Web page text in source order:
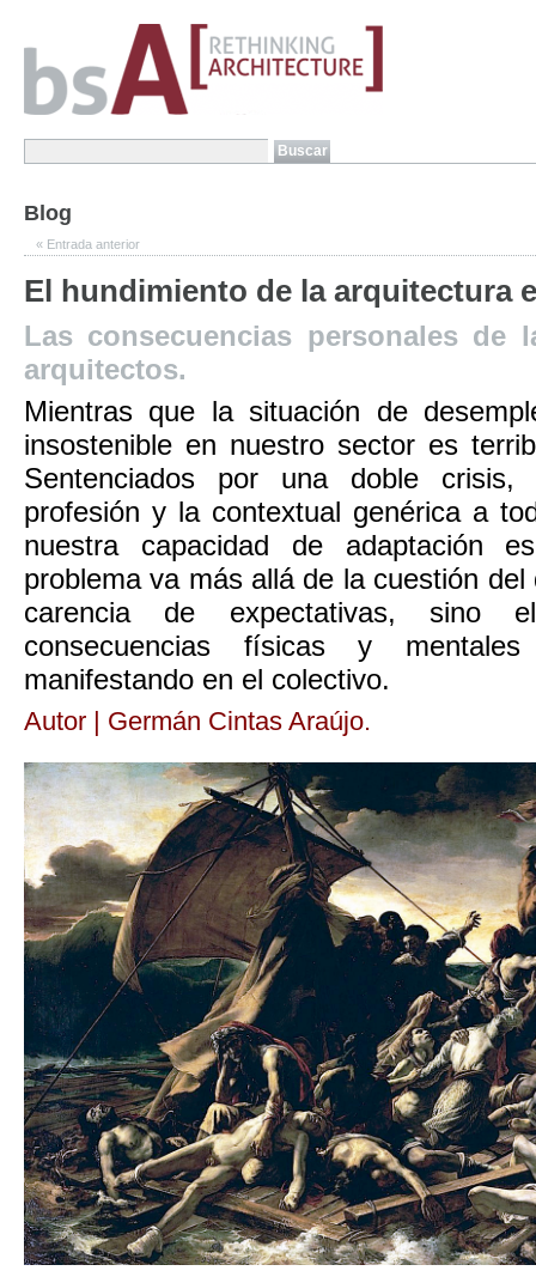
Blog
« Entrada anterior
El hundimiento de la arquitectura
Las consecuencias personales de
arquitectos.
Mientras que la situación de
insostenible en nuestro sector es
Sentenciados por una doble
profesión y la contextual genérica a
nuestra capacidad de adaptación
problema va más allá de la cuestión
carencia de expectativas,
consecuencias físicas y
manifestando en el colectivo.
Autor | Germán Cintas Araújo.